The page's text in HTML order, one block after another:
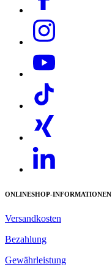
ONLINESHOP-INFORMATIONEN
Versandkosten
Bezahlung
Gewährleistung